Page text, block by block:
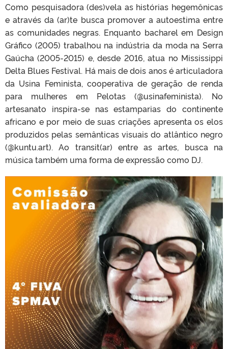
Como pesquisadora (des)vela as histórias hegemônicas
e através da (ar)te busca promover a autoestima entre
as comunidades negras. Enquanto bacharel em Design
Gráfico (2005) trabalhou na indústria da moda na Serra
Gaúcha (2005-2015) e, desde 2016, atua no Mississippi
Delta Blues Festival. Há mais de dois anos é articuladora
da Usina Feminista, cooperativa de geração de renda
para mulheres em Pelotas (@usinafeminista). No
artesanato inspira-se nas estamparias do continente
africano e por meio de suas criações apresenta os elos
produzidos pelas semânticas visuais do atlântico negro
(@kuntu.art). Ao transit(ar) entre as artes, busca na
música também uma forma de expressão como DJ.